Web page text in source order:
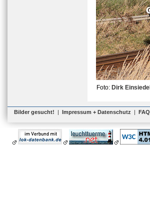
Foto: Dirk Einsiedel
Bilder gesucht! | Impressum + Datenschutz | FAQ